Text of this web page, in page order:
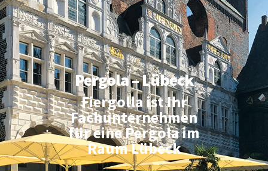
Pergola – Lübeck
Fiergolla ist Ihr
Fachunternehmen
für eine Pergola im
Raum Lübeck